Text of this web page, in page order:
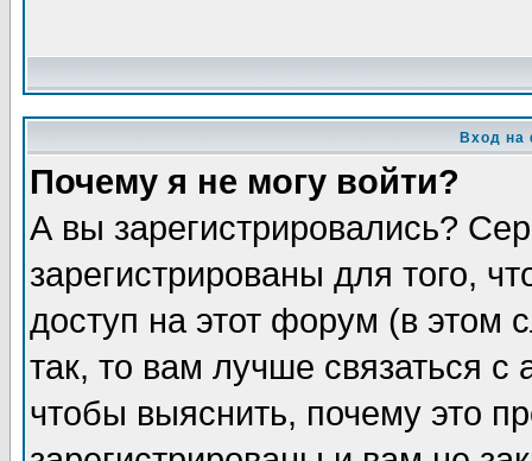
Вход на
Почему я не могу войти?
А вы зарегистрировались?
зарегистрированы для того,
доступ на этот форум (в этом
так, то вам лучше связаться
чтобы выяснить, почему это